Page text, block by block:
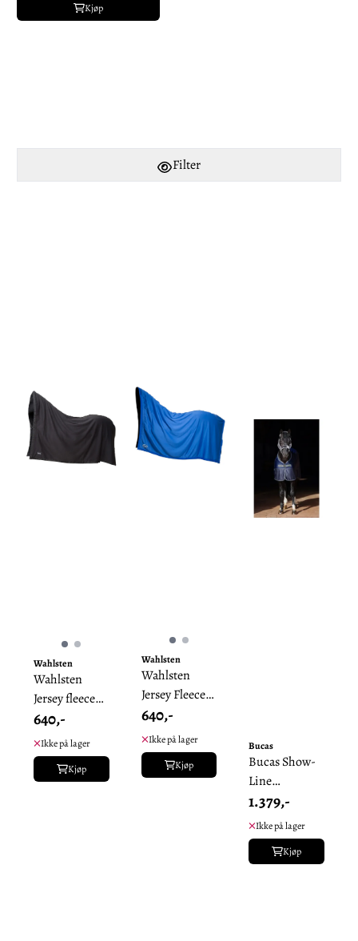
Kjøp
Filter
Wahlsten
Wahlsten
Jersey fleece
dekken
640,-
Ikke på lager
Kjøp
Wahlsten
Wahlsten
Jersey Fleece,
ponni
640,-
Ikke på lager
Kjøp
Bucas
Bucas Show-
Line
Competition
Coooler
1.379,-
Ikke på lager
Kjøp